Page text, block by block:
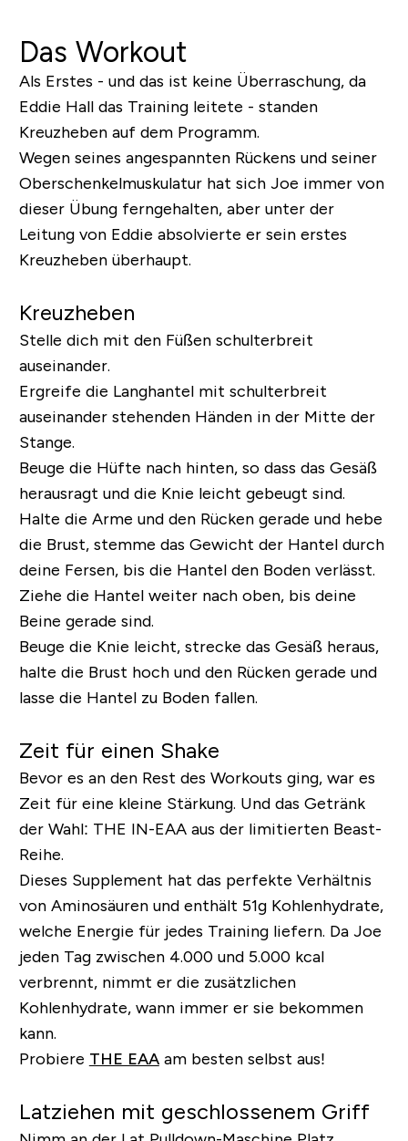
Das Workout
Als Erstes - und das ist keine Überraschung, da
Eddie Hall das Training leitete - standen
Kreuzheben auf dem Programm.
Wegen seines angespannten Rückens und seiner
Oberschenkelmuskulatur hat sich Joe immer von
dieser Übung ferngehalten, aber unter der
Leitung von Eddie absolvierte er sein erstes
Kreuzheben überhaupt.
Kreuzheben
Stelle dich mit den Füßen schulterbreit
auseinander.
Ergreife die Langhantel mit schulterbreit
auseinander stehenden Händen in der Mitte der
Stange.
Beuge die Hüfte nach hinten, so dass das Gesäß
herausragt und die Knie leicht gebeugt sind.
Halte die Arme und den Rücken gerade und hebe
die Brust, stemme das Gewicht der Hantel durch
deine Fersen, bis die Hantel den Boden verlässt.
Ziehe die Hantel weiter nach oben, bis deine
Beine gerade sind.
Beuge die Knie leicht, strecke das Gesäß heraus,
halte die Brust hoch und den Rücken gerade und
lasse die Hantel zu Boden fallen.
Zeit für einen Shake
Bevor es an den Rest des Workouts ging, war es
Zeit für eine kleine Stärkung. Und das Getränk
der Wahl: THE IN-EAA aus der limitierten Beast-
Reihe.
Dieses Supplement hat das perfekte Verhältnis
von Aminosäuren und enthält 51g Kohlenhydrate,
welche Energie für jedes Training liefern. Da Joe
jeden Tag zwischen 4.000 und 5.000 kcal
verbrennt, nimmt er die zusätzlichen
Kohlenhydrate, wann immer er sie bekommen
kann.
Probiere THE EAAam besten selbst aus!
Latziehen mit geschlossenem Griff